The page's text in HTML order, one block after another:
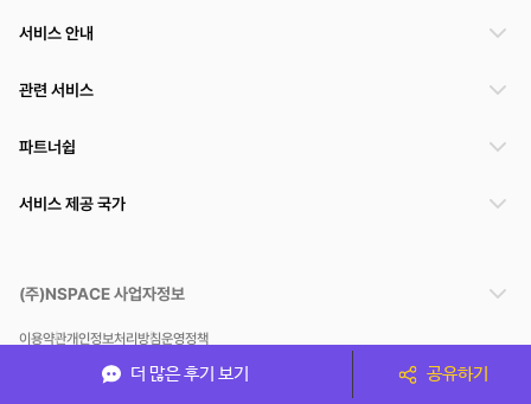
더 많은 후기 보기 공유하기
서비스 안내
관련 서비스
파트너쉽
서비스 제공 국가
(주)NSPACE 사업자정보
이용약관개인정보처리방침운영정책
스페이스클라우드는 통신판매중개자이며 통신판매의 당사자가 아닙니다. 따라서 스페이스클
라우드는 공간 거래정보 및 거래에 대해 책임지지 않습니다.